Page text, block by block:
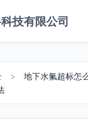
技有限公司
>
地下水氟超标怎